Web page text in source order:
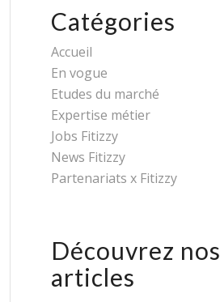
Catégories
Accueil
En vogue
Etudes du marché
Expertise métier
Jobs Fitizzy
News Fitizzy
Partenariats x Fitizzy
Découvrez nos
articles